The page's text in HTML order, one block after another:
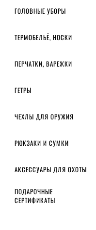
ГОЛОВНЫЕ УБОРЫ
ТЕРМОБЕЛЬЁ, НОСКИ
ПЕРЧАТКИ, ВАРЕЖКИ
ГЕТРЫ
ЧЕХЛЫ ДЛЯ ОРУЖИЯ
РЮКЗАКИ И СУМКИ
АКСЕССУАРЫ ДЛЯ ОХОТЫ
ПОДАРОЧНЫЕ
СЕРТИФИКАТЫ